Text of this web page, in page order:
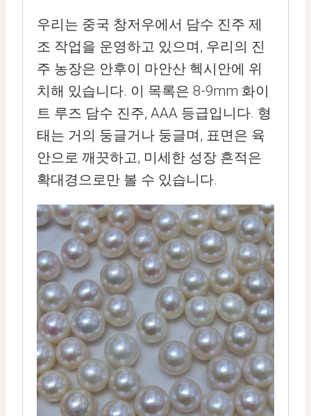
우리는 중국 창저우에서 담수 진주 제
조 작업을 운영하고 있으며, 우리의 진
주 농장은 안후이 마안산 헥시안에 위
치해 있습니다. 이 목록은 8-9mm 화이
트 루즈 담수 진주, AAA 등급입니다. 형
태는 거의 둥글거나 둥글며, 표면은 육
안으로 깨끗하고, 미세한 성장 흔적은
확대경으로만 볼 수 있습니다.